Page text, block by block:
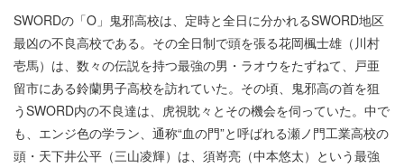
SWORDの「O」鬼邪高校は、定時と全日に分かれるSWORD地区
最凶の不良高校である。その全日制で頭を張る花岡楓士雄（川村
壱馬）は、数々の伝説を持つ最強の男・ラオウをたずねて、戸亜
留市にある鈴蘭男子高校を訪れていた。その頃、鬼邪高の首を狙
うSWORD内の不良達は、虎視眈々とその機会を伺っていた。中で
も、エンジ色の学ラン、通称“血の門”と呼ばれる瀬ノ門工業高校の
頭・天下井公平（三山凌輝）は、須嵜亮（中本悠太）という最強